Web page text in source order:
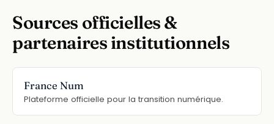
Sources officielles &
partenaires institutionnels
France Num
Plateforme officielle pour la transition numérique.